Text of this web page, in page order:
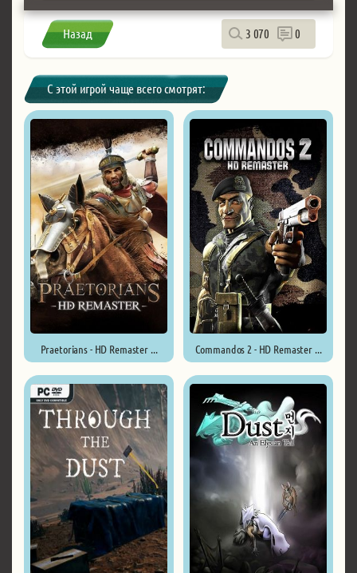
Назад 3 070 0
С этой игрой чаще всего смотрят:
Praetorians - HD Remaster ... Commandos 2 - HD Remaster ...